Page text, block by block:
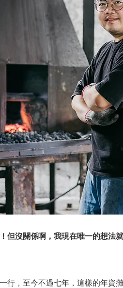
但沒關係啊，我現在唯一的想
行，至今不過七年，這樣的年資